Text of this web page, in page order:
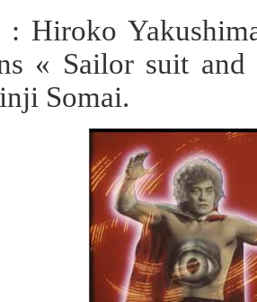
: Hiroko
« Sailor suit
Somai.